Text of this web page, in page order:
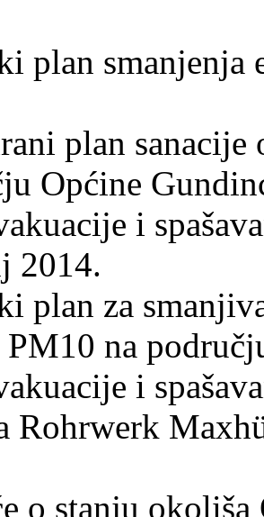
plan smanjenja
plan sanacije
Općine
i
2014.
plan za
PM10 na
i
Rohrwerk
o stanju